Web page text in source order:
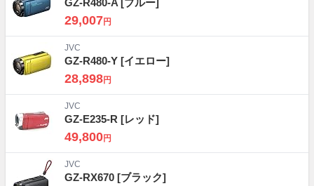
GZ-R480-A [ブルー]
29,007円
JVC
GZ-R480-Y [イエロー]
28,898円
JVC
GZ-E235-R [レッド]
49,800円
JVC
GZ-RX670 [ブラック]